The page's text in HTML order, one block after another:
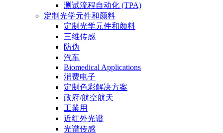
测试流程自动化 (TPA)
定制光学元件和颜料
定制光学元件和颜料
三维传感
防伪
汽车
Biomedical Applications
消费电子
定制色彩解决方案
政府/航空航天
工業用
近红外光谱
光谱传感